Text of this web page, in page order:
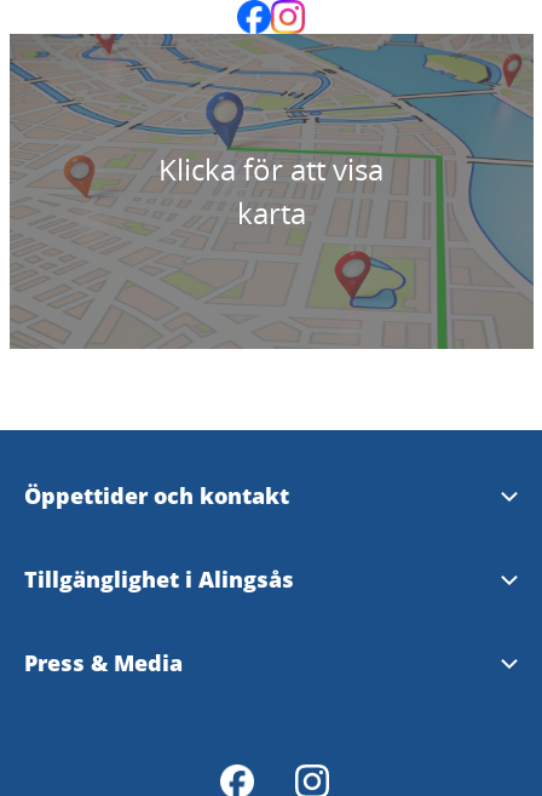
Klicka för att visa
karta
Öppettider och kontakt
Öppettider och kontakt
Tillgänglighet i Alingsås
Tillgänglighetsguide - TD
Press & Media